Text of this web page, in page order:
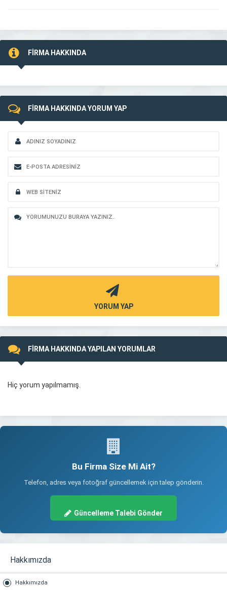
FİRMA HAKKINDA
FİRMA HAKKINDA YORUM YAP
YORUM YAP
FİRMA HAKKINDA YAPILAN YORUMLAR
Hiç yorum yapılmamış.
Bu Firma Size Mi Ait?
Telefon, adres veya fotoğraf güncellemek için talep gönderin.
Güncelleme Talebi Gönder
Hakkımızda
Hakkımızda